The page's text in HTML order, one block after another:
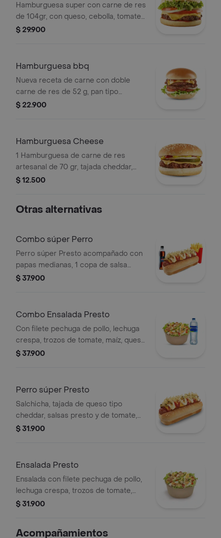
Hamburguesa super con carne de res
de 104gr, con queso, cebolla, tomate,
lechuga, salsa presto y salsa de
$ 29.900
Hamburguesa bbq
Nueva receta de carne con doble
carne de res de 52 g, pan tipo
brioche, tajada de queso cheddar,
$ 22.900
Hamburguesa Cheese
1 Hamburguesa de carne de res
artesanal de 70 gr, tajada cheddar,
pepinillos, cebolla, salsa de tomate y
$ 12.500
Otras alternativas
Combo súper Perro
Perro súper Presto acompañado con
papas medianas, 1 copa de salsa
Presto y bebida de 400 ml
$ 37.900
Combo Ensalada Presto
Con filete pechuga de pollo, lechuga
crespa, trozos de tomate, maíz, queso
mozzarella, champiñones salteados a
$ 37.900
Perro súper Presto
Salchicha, tajada de queso tipo
cheddar, salsas presto y de tomate,
pepinillos, cebolla y papa perro
$ 31.900
Ensalada Presto
Ensalada con filete pechuga de pollo,
lechuga crespa, trozos de tomate,
maíz, queso mozzarella, champiñones
$ 31.900
Acompañamientos